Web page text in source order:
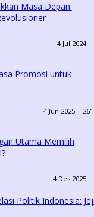
Masa Depan:
4 Jul 2024 |
Promosi untuk
4 Jun 2025 | 261
Utama Memilih
4 Des 2025 |